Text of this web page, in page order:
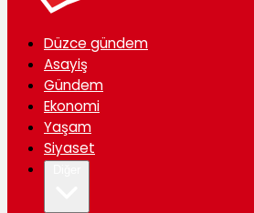
Düzce gündem
Asayiş
Gündem
Ekonomi
Yaşam
Siyaset